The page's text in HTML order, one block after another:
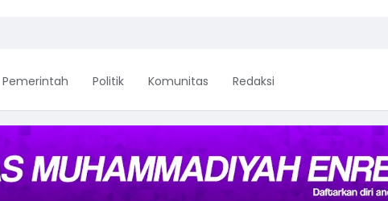
Pemerintah Politik Komunitas Redaksi